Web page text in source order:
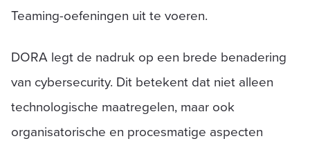
Teaming-oefeningen uit te voeren.
DORA legt de nadruk op een brede benadering
van cybersecurity. Dit betekent dat niet alleen
technologische maatregelen, maar ook
organisatorische en procesmatige aspecten